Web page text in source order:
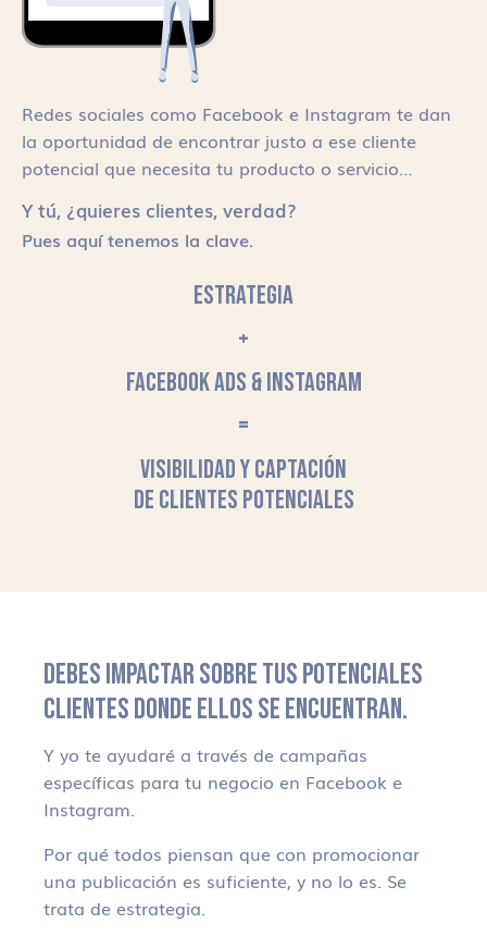
Redes sociales como Facebook e Instagram te dan
la oportunidad de encontrar justo a ese cliente
potencial que necesita tu producto o servicio…
Y tú, ¿quieres clientes, verdad?
Pues aquí tenemos la clave.
ESTRATEGIA
+
FACEBOOK ADS & INSTAGRAM
=
VISIBILIDAD Y CAPTACIÓN
DE CLIENTES POTENCIALES
DEBES IMPACTAR SOBRE TUS POTENCIALES
CLIENTES DONDE ELLOS SE ENCUENTRAN.
Y yo te ayudaré a través de campañas
específicas para tu negocio en Facebook e
Instagram.
Por qué todos piensan que con promocionar
una publicación es suficiente, y no lo es. Se
trata de estrategia.